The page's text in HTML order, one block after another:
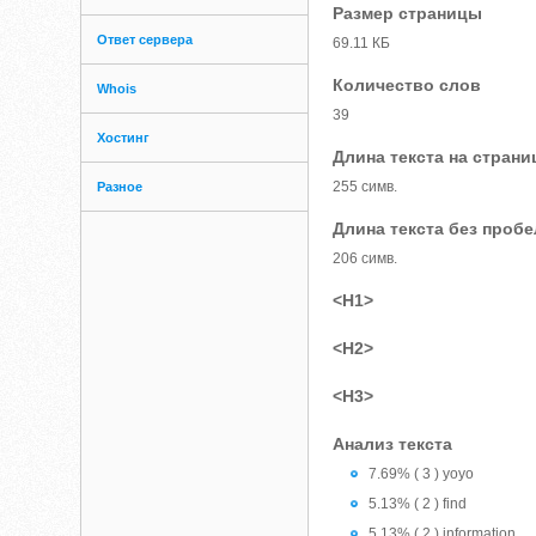
Ответ сервера
Whois
Хостинг
Разное
Размер страницы
69.11 КБ
Количество слов
39
Длина текста на
255 симв.
Длина текста без
206 симв.
<H1>
<H2>
<H3>
Анализ текста
7.69% ( 3 ) yoyo
5.13% ( 2 ) find